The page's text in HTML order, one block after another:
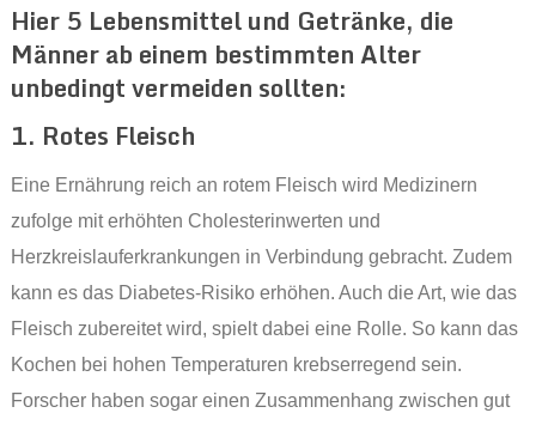
Hier 5 Lebensmittel und Getränke, die
Männer ab einem bestimmten Alter
unbedingt vermeiden sollten:
1. Rotes Fleisch
Eine Ernährung reich an rotem Fleisch wird Medizinern
zufolge mit erhöhten Cholesterinwerten und
Herzkreislauferkrankungen in Verbindung gebracht. Zudem
kann es das Diabetes-Risiko erhöhen. Auch die Art, wie das
Fleisch zubereitet wird, spielt dabei eine Rolle. So kann das
Kochen bei hohen Temperaturen krebserregend sein.
Forscher haben sogar einen Zusammenhang zwischen gut